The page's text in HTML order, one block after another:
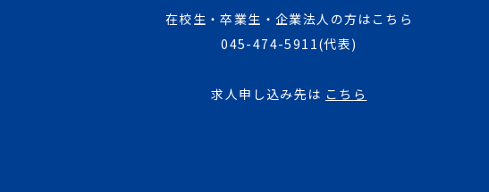
在校生・卒業生・企業法人の方はこちら
045-474-5911(代表)
求人申し込み先は こちら